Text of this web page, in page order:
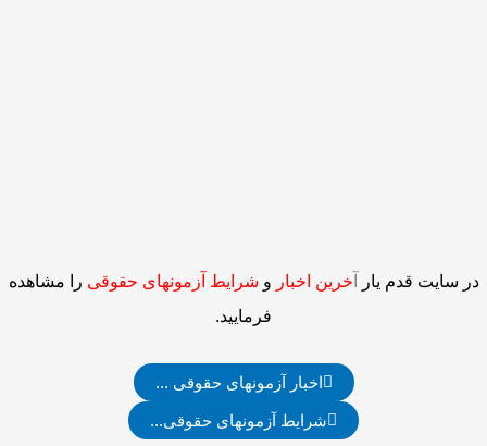
در سایت قدم یار آخرین اخبار و شرایط آزمونهای حقوقی را مشاهده
فرمایید.
اخبار آزمونهای حقوقی ...
شرایط آزمونهای حقوقی...